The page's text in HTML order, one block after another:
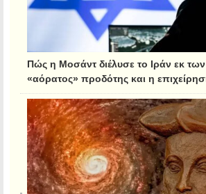
Πώς η Μοσάντ διέλυσε το Ιράν εκ
«αόρατος» προδότης και η